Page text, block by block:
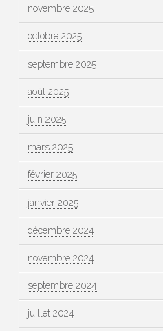
novembre 2025
octobre 2025
septembre 2025
août 2025
juin 2025
mars 2025
février 2025
janvier 2025
décembre 2024
novembre 2024
septembre 2024
juillet 2024